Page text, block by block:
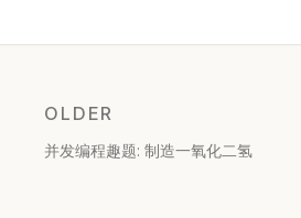
OLDER
并发编程趣题: 制造一氧化二氢